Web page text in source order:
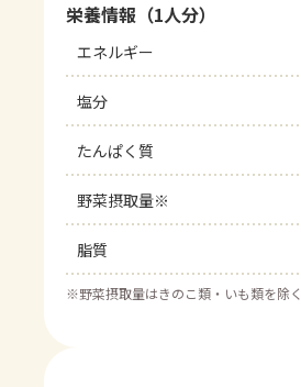
栄養情報（1人分）
エネルギー
塩分
たんぱく質
野菜摂取量※
脂質
※野菜摂取量はきのこ類・いも類を除く